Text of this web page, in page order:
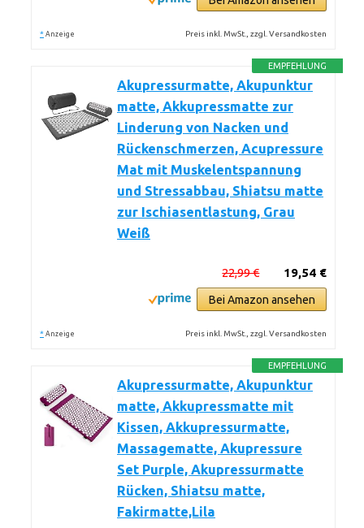
* Anzeige Preis inkl. MwSt., zzgl. Versandkosten
EMPFEHLUNG
Akupressurmatte, Akupunktur
matte, Akkupressmatte zur
Linderung von Nacken und
Rückenschmerzen, Acupressure
Mat mit Muskelentspannung
und Stressabbau, Shiatsu matte
zur Ischiasentlastung, Grau
Weiß
19,54 €
22,99 €
Bei Amazon ansehen
* Anzeige Preis inkl. MwSt., zzgl. Versandkosten
EMPFEHLUNG
Akupressurmatte, Akupunktur
matte, Akkupressmatte mit
Kissen, Akkupressurmatte,
Massagematte, Akupressure
Set Purple, Akupressurmatte
Rücken, Shiatsu matte,
Fakirmatte,Lila